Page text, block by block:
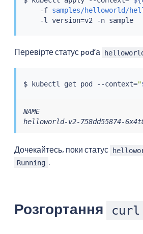
    -f
samples/helloworld/
    -l version
= v2 -n sample
Перевірте статус podʼа
$ kubectl get pod --context="
NAME
helloworld-v2-
Дочекайтесь, поки статус
Running .
Розгортання curl